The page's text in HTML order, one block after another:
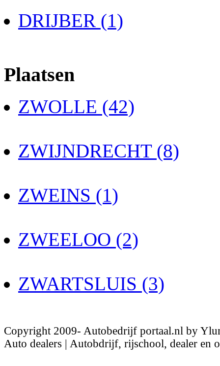
DRIJBER (1)
Plaatsen
ZWOLLE (42)
ZWIJNDRECHT (8)
ZWEINS (1)
ZWEELOO (2)
ZWARTSLUIS (3)
Copyright 2009- Autobedrijf portaal.nl by
Auto dealers | Autobdrijf, rijschool, dealer en